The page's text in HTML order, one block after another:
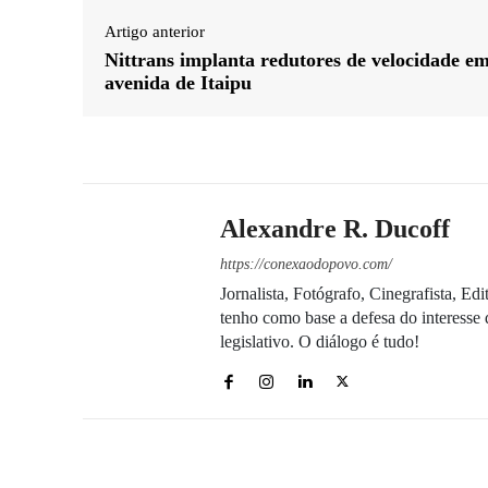
Artigo anterior
Nittrans implanta redutores de velocidade
avenida de Itaipu
Alexandre R. Ducoff
https://conexaodopovo.com/
Jornalista, Fotógrafo, Cinegrafista,
tenho como base a defesa do
legislativo. O diálogo é tudo!